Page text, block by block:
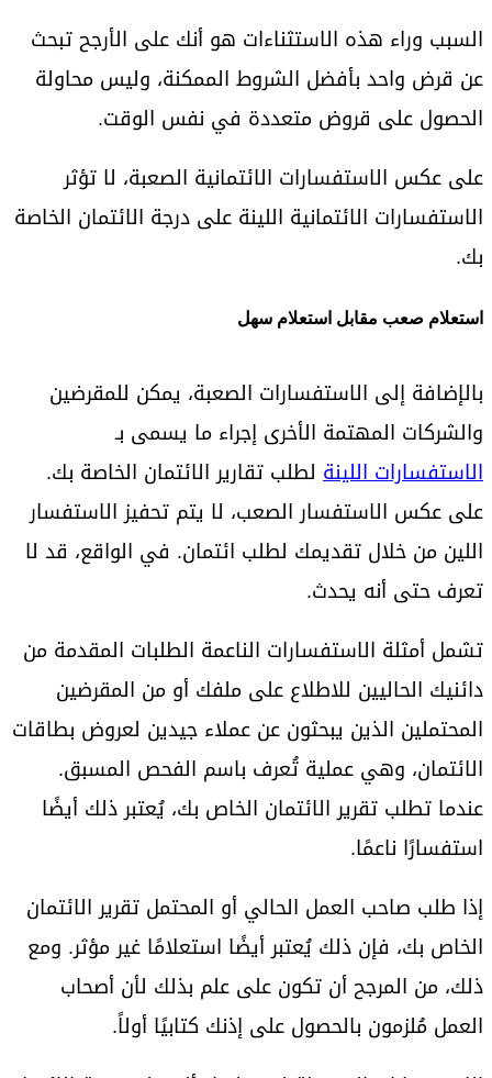
السبب وراء هذه الاستثناءات هو أنك على الأرجح تبحث
عن قرض واحد بأفضل الشروط الممكنة، وليس محاولة
الحصول على قروض متعددة في نفس الوقت.
على عكس الاستفسارات الائتمانية الصعبة، لا تؤثر
الاستفسارات الائتمانية اللينة على درجة الائتمان الخاصة
بك.
استعلام صعب مقابل استعلام سهل
بالإضافة إلى الاستفسارات الصعبة، يمكن للمقرضين
والشركات المهتمة الأخرى إجراء ما يسمى بـ
الاستفسارات اللينة لطلب تقارير الائتمان الخاصة بك.
على عكس الاستفسار الصعب، لا يتم تحفيز الاستفسار
اللين من خلال تقديمك لطلب ائتمان. في الواقع، قد لا
تعرف حتى أنه يحدث.
تشمل أمثلة الاستفسارات الناعمة الطلبات المقدمة من
دائنيك الحاليين للاطلاع على ملفك أو من المقرضين
المحتملين الذين يبحثون عن عملاء جيدين لعروض بطاقات
الائتمان، وهي عملية تُعرف باسم الفحص المسبق.
عندما تطلب تقرير الائتمان الخاص بك، يُعتبر ذلك أيضًا
استفسارًا ناعمًا.
إذا طلب صاحب العمل الحالي أو المحتمل تقرير الائتمان
الخاص بك، فإن ذلك يُعتبر أيضًا استعلامًا غير مؤثر. ومع
ذلك، من المرجح أن تكون على علم بذلك لأن أصحاب
العمل مُلزمون بالحصول على إذنك كتابيًا أولاً.